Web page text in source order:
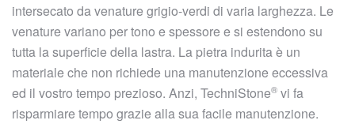
intersecato da venature grigio-verdi di varia larghezza. Le
venature variano per tono e spessore e si estendono su
tutta la superficie della lastra. La pietra indurita è un
materiale che non richiede una manutenzione eccessiva
ed il vostro tempo prezioso. Anzi, TechniStone® vi fa
risparmiare tempo grazie alla sua facile manutenzione.